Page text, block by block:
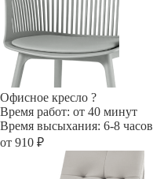
Офисное кресло ?
Время работ: от 40 минут
Время высыхания: 6-8 часов
от 910 ₽